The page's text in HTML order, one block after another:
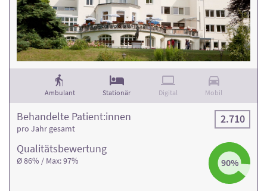
Ambulant Stationär Digital Mobil
Qualitäts­bewertung
Ø 86% / Max: 97% 90%
Behandelte Patient:innen
pro Jahr gesamt
2.710